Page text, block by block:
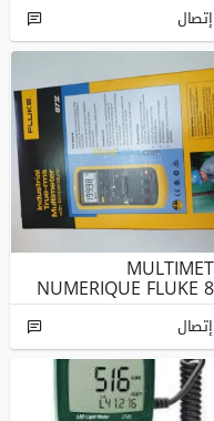
إتصال
NUMERIQUE FLUKE
إتصال